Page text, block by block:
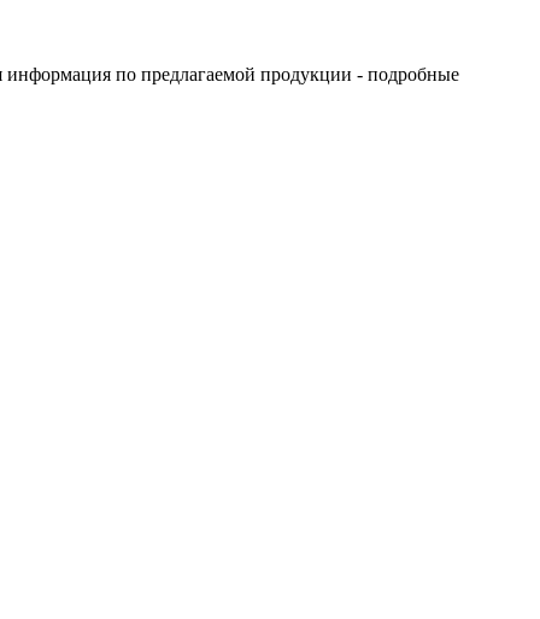
по предлагаемой продукции - подробные